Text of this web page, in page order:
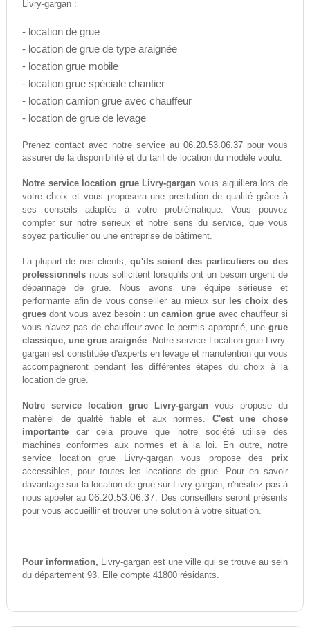
Livry-gargan :
- location de grue
- location de grue de type araignée
- location grue mobile
- location grue spéciale chantier
- location camion grue avec chauffeur
- location de grue de levage
Prenez contact avec notre service au06.20.53.06.37 pour vous
assurer de la disponibilité et du tarif de location du modèle voulu.
Notre service location grue Livry-gargan vous aiguillera lors de
votre choix et vous proposera une prestation de qualité grâce à
ses conseils adaptés à votre problématique. Vous pouvez
compter sur notre sérieux et notre sens du service, que vous
soyez particulier ou une entreprise de bâtiment.
La plupart de nos clients, qu'ils soient des particuliers ou des
professionnelsnous sollicitent lorsqu'ils ont un besoin urgent de
dépannage de grue. Nous avons une équipe sérieuse et
performante afin de vous conseiller au mieux sur
les choix des
gruesdont vous avez besoin : uncamion grue avec chauffeur si
vous n'avez pas de chauffeur avec le permis approprié, unegrue
classique, une grue araignée. Notre service Location grue Livry-
gargan est constituée d'experts en levage et manutention qui vous
accompagneront pendant les différentes étapes du choix à la
location de grue.
Notre service location grue Livry-gargan vous propose du
matériel de qualité fiable et aux normes. C'est une chose
importantecar cela prouve que notre société utilise des
machines conformes aux normes et à la loi. En outre, notre
service location grue Livry-gargan vous propose des prix
accessibles, pour toutes les locations de grue. Pour en savoir
davantage sur la location de grue sur Livry-gargan, n'hésitez pas à
nous appeler au06.20.53.06.37. Des conseillers seront présents
pour vous accueillir et trouver une solution à votre situation.
Pour information, Livry-gargan est une ville qui se trouve au sein
du département 93. Elle compte 41800 résidants.